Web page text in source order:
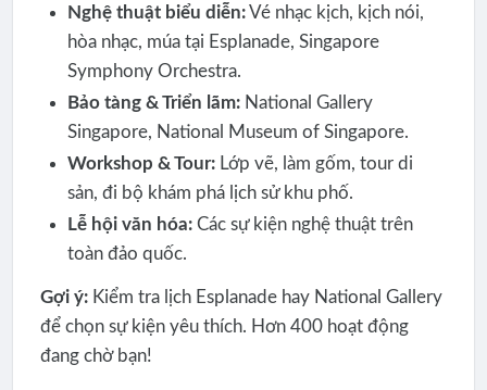
Nghệ thuật biểu diễn:Vé nhạc kịch, kịch nói,
hòa nhạc, múa tại Esplanade, Singapore
Symphony Orchestra.
Bảo tàng & Triển lãm:National Gallery
Singapore, National Museum of Singapore.
Workshop & Tour:Lớp vẽ, làm gốm, tour di
sản, đi bộ khám phá lịch sử khu phố.
Lễ hội văn hóa:Các sự kiện nghệ thuật trên
toàn đảo quốc.
Gợi ý:Kiểm tra lịch Esplanade hay National Gallery
để chọn sự kiện yêu thích. Hơn 400 hoạt động
đang chờ bạn!